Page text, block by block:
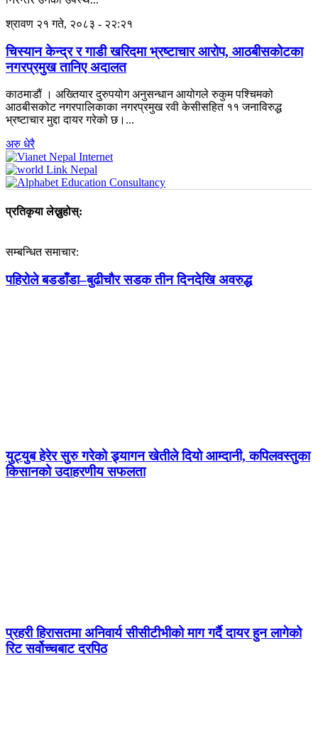
श्रावण २१ गते, २०८३ - २२:२१
चिस्यान केन्द्र र गाडी खरिदमा भ्रष्टाचार आरोप, आठबीसकोटका
नगरप्रमुख तानिए अदालत
काठमाडौं । अख्तियार दुरुपयोग अनुसन्धान आयोगले रुकुम पश्चिमको
आठबीसकोट नगरपालिकाका नगरप्रमुख रवी केसीसहित ११ जनाविरुद्ध
भ्रष्टाचार मुद्दा दायर गरेको छ।...
अरु धेरै
प्रतिकृया लेख्नुहोस्:
सम्बन्धित समाचार:
पहिरोले बडडाँडा–बुढीचौर सडक तीन दिनदेखि अवरुद्ध
युट्युब हेरेर सुरु गरेको ड्र्यागन खेतीले दियो आम्दानी, कपिलवस्तुका
किसानको उदाहरणीय सफलता
प्रहरी हिरासतमा अनिवार्य सीसीटीभीको माग गर्दै दायर हुन लागेको
रिट सर्वोच्चबाट दरपिठ